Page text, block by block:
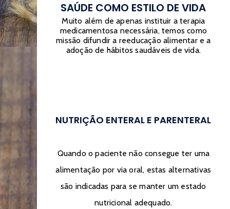
SAÚDE COMO ESTILO DE VIDA
Muito além de apenas instituir a terapia
medicamentosa necessária, temos como
missão difundir a reeducação alimentar e a
adoção de hábitos saudáveis de vida.
NUTRIÇÃO ENTERAL E PARENTERAL
Quando o paciente não consegue ter uma
alimentação por via oral, estas alternativas
são indicadas para se manter um estado
nutricional adequado.